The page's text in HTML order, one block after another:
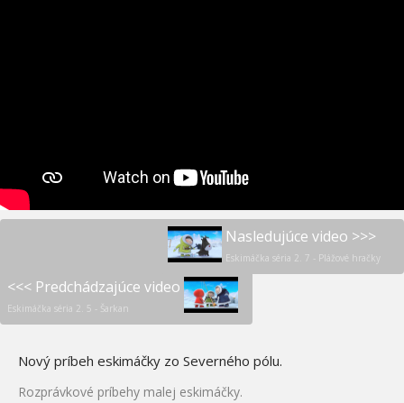
Nasledujúce video >>>
Eskimáčka séria 2. 7 - Plážové hračky
<<< Predchádzajúce video
Eskimáčka séria 2. 5 - Šarkan
Nový príbeh eskimáčky zo Severného pólu.
Rozprávkové príbehy malej eskimáčky.